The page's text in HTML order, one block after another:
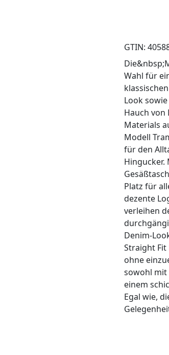
GTIN:
Wahl für
Look
Hauch von
Materials
Modell
für den
Hingucker.
Platz für
dezente
verleihen
Denim-
Straight Fit
ohne
sowohl mit
einem
Egal wie,